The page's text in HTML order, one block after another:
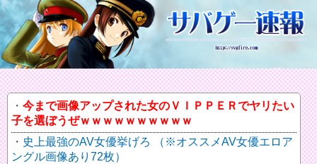
今まで画像アップされた女のＶＩＰＰＥＲでヤリたい
子を選ぼうぜｗｗｗｗｗｗｗｗｗｗ
史上最強のAV女優挙げろ （※オススメAV女優エロア
ングル画像あり72枚）